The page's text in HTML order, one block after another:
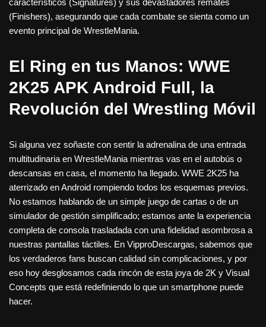
(Finishers), asegurando que cada combate se sienta como un
evento principal de WrestleMania.
El Ring en tus Manos: WWE
2K25 APK Android Full, la
Revolución del Wrestling Móvil
Si alguna vez soñaste con sentir la adrenalina de una entrada
multitudinaria en WrestleMania mientras vas en el autobús o
descansas en casa, el momento ha llegado. WWE 2K25 ha
aterrizado en Android rompiendo todos los esquemas previos.
No estamos hablando de un simple juego de cartas o de un
simulador de gestión simplificado; estamos ante la experiencia
completa de consola trasladada con una fidelidad asombrosa a
nuestras pantallas táctiles. En VipproDescargas, sabemos que
los verdaderos fans buscan calidad sin complicaciones, y por
eso hoy desglosamos cada rincón de esta joya de 2K y Visual
Concepts que está redefiniendo lo que un smartphone puede
hacer.